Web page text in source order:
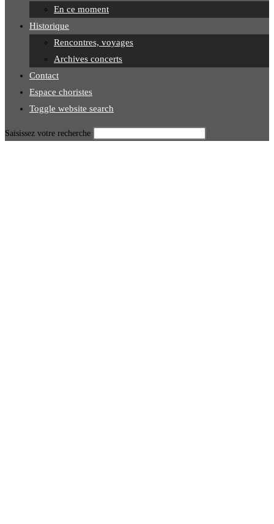
En ce moment
Historique
Rencontres, voyages
Archives concerts
Contact
Espace choristes
Toggle website search
Saisissez votre recherche